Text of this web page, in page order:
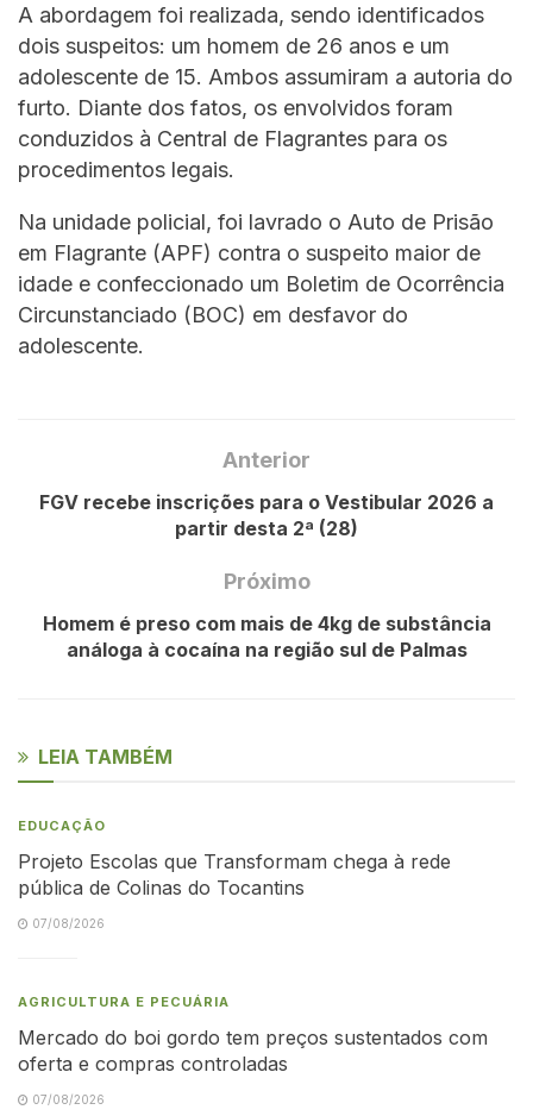
A abordagem foi realizada, sendo identificados
dois suspeitos: um homem de 26 anos e um
adolescente de 15. Ambos assumiram a autoria do
furto. Diante dos fatos, os envolvidos foram
conduzidos à Central de Flagrantes para os
procedimentos legais.
Na unidade policial, foi lavrado o Auto de Prisão
em Flagrante (APF) contra o suspeito maior de
idade e confeccionado um Boletim de Ocorrência
Circunstanciado (BOC) em desfavor do
adolescente.
Anterior
FGV recebe inscrições para o Vestibular 2026 a
partir desta 2ª (28)
Próximo
Homem é preso com mais de 4kg de substância
análoga à cocaína na região sul de Palmas
LEIA TAMBÉM
EDUCAÇÃO
Projeto Escolas que Transformam chega à rede
pública de Colinas do Tocantins
07/08/2026
AGRICULTURA E PECUÁRIA
Mercado do boi gordo tem preços sustentados com
oferta e compras controladas
07/08/2026